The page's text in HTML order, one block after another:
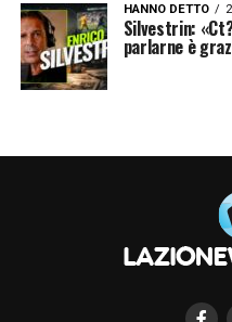
HANNO DETTO
Silvestrin:
parlarne è